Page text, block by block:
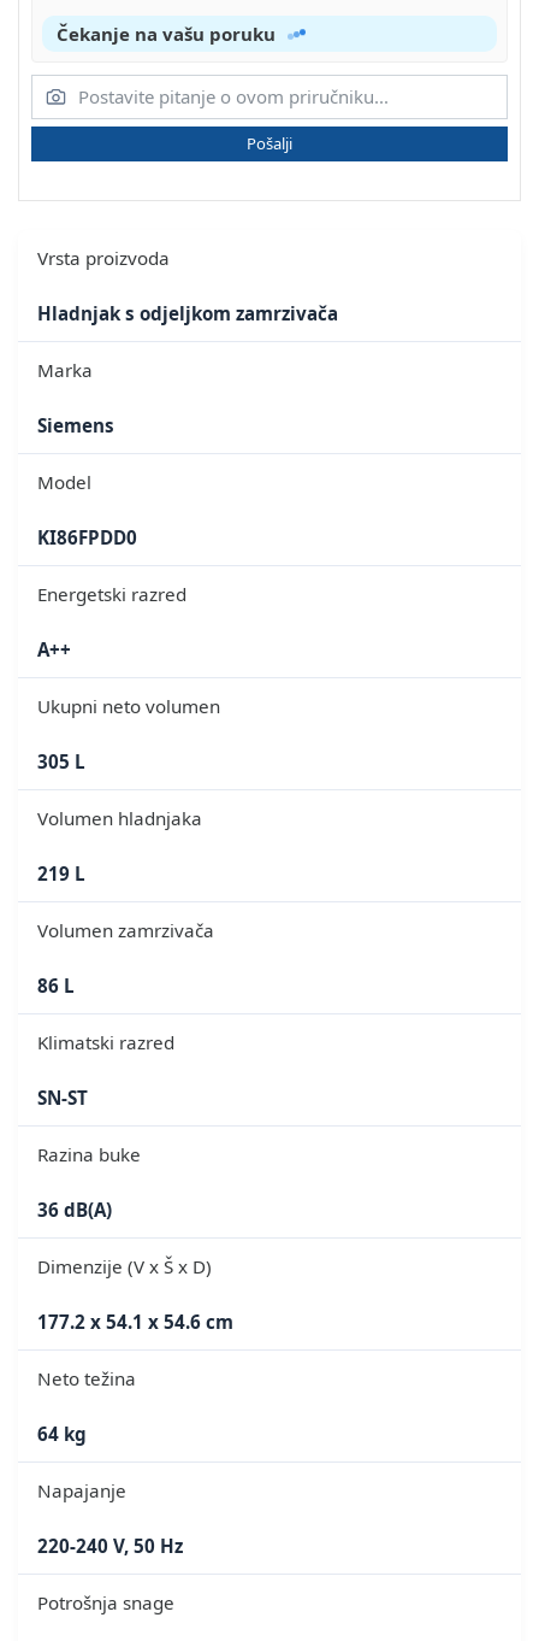
Čekanje na vašu poruku
Pošalji
Vrsta proizvoda
Hladnjak s odjeljkom zamrzivača
Marka
Siemens
Model
KI86FPDD0
Energetski razred
A++
Ukupni neto volumen
305 L
Volumen hladnjaka
219 L
Volumen zamrzivača
86 L
Klimatski razred
SN-ST
Razina buke
36 dB(A)
Dimenzije (V x Š x D)
177.2 x 54.1 x 54.6 cm
Neto težina
64 kg
Napajanje
220-240 V, 50 Hz
Potrošnja snage